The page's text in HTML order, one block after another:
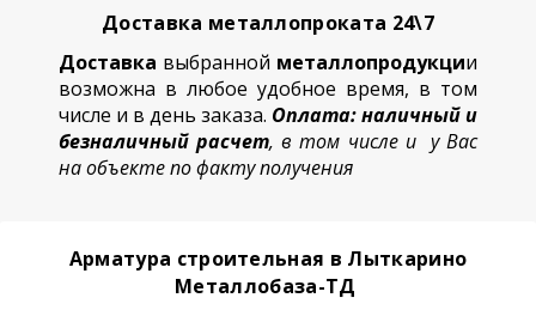
Доставка металлопроката 24\7
Доставка выбранной металлопродукции
возможна в любое удобное время, в том
числе и в день заказа. Оплата: наличный и
безналичный расчет, в том числе и у Вас
на объекте по факту получения
Арматура строительная в Лыткарино
Металлобаза-ТД